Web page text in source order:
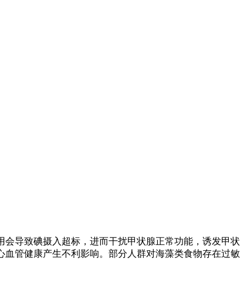
导致碘摄入超标，进而干扰甲状腺正常功能，诱发甲状
管健康产生不利影响。部分人群对海藻类食物存在过敏